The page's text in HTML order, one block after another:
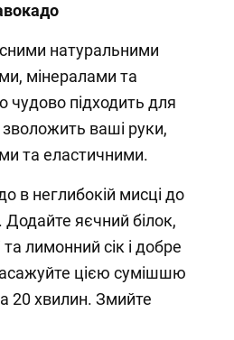
натуральними
мінералами та
підходить для
зволожить ваші руки,
та еластичними.
в неглибокій мисці до
Додайте яєчний білок,
та лимонний сік і добре
цією сумішшю
20 хвилин. Змийте